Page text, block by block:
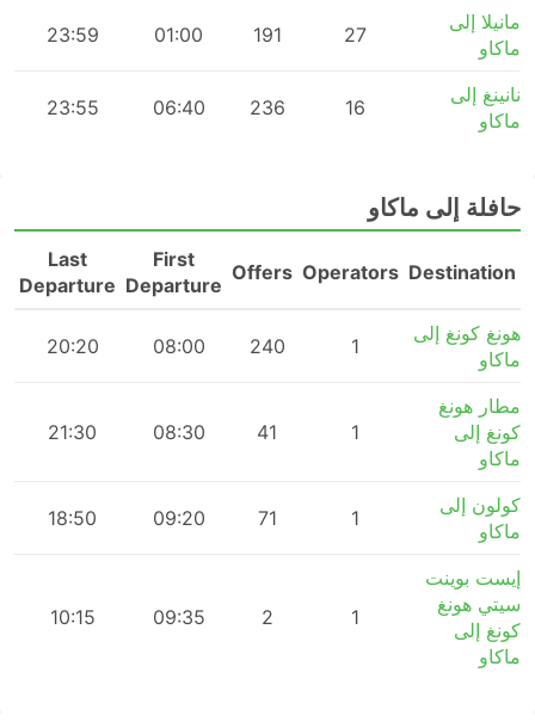
مانيلا إلى
ماكاو
27
191
01:00
23:59
نانينغ إلى
ماكاو
16
236
06:40
23:55
حافلة إلى ماكاو
Destination
Operators
Offers
First
Departure
Last
Departure
هونغ كونغ إلى
ماكاو
1
240
08:00
20:20
مطار هونغ
كونغ إلى
ماكاو
1
41
08:30
21:30
كولون إلى
ماكاو
1
71
09:20
18:50
إيست بوينت
سيتي هونغ
كونغ إلى
ماكاو
1
2
09:35
10:15